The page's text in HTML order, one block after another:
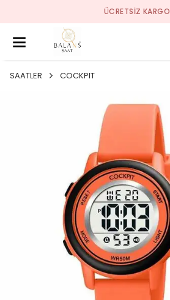
ÜCRETSIZ KARGO
SAATLER COCKPIT